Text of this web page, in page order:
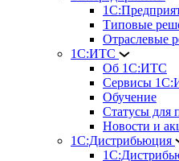
Типовые
Отраслевые
1С:ИТС
Об 1С:ИТС
Сервисы
Обучение
Статусы для
Новости и
1С:Дистрибьюция